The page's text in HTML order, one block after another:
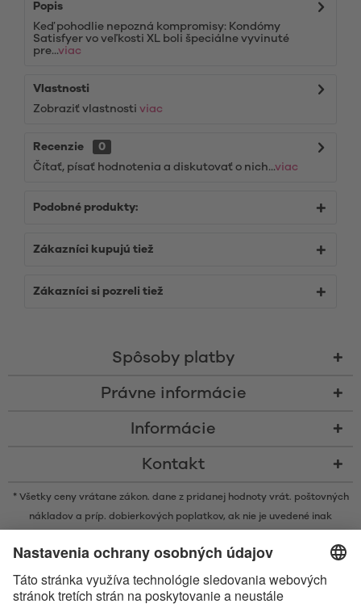
Popis
Keď pohodlie nepozná kompromisy: Kondómy
Satisfyer vo veľkosti XL boli špeciálne vyvinuté
pre...viac
Vlastnosti
Zobraziť vlastnosti viac
Recenzie
0
Čítať, písať hodnotenia a diskutovať o nich...viac
Podobné produkty:
Zákazníci kupujú tiež
Zákazníci si pozreli tiež
Spôsoby platby
Právne informácie
Informácie
Kontakt
* Všetky ceny vrátane zákon. dane z pridanej hodnoty vrát. poštovných
nákladov a príp. dobierkových poplatkov, ak nie je uvedené inak
spoločnosť Bluetooth SIG, Inc. a akékoľvek používanie takýchto značiek
spoločnosťou Satisfyer GmbH podlieha licencií.
Označenie Apple, logo spoločnosti Apple a Apple Watch sú ochrannými